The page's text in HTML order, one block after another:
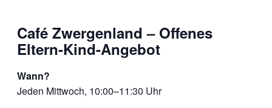
Café Zwergenland – Offenes
Eltern-Kind-Angebot
Wann?
Jeden Mittwoch, 10:00–11:30 Uhr